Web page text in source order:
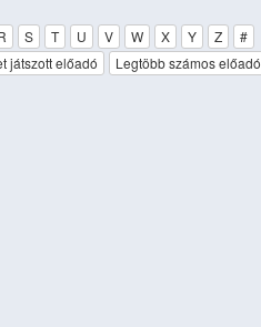
S T U V W X Y Z
#
játszott előadó Legtöbb számos előadó